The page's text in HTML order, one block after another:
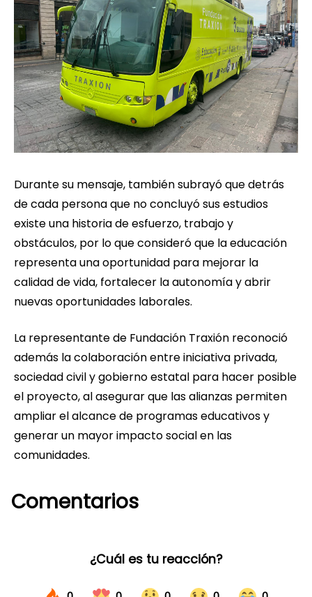
Durante su mensaje, también subrayó que detrás
de cada persona que no concluyó sus estudios
existe una historia de esfuerzo, trabajo y
obstáculos, por lo que consideró que la educación
representa una oportunidad para mejorar la
calidad de vida, fortalecer la autonomía y abrir
nuevas oportunidades laborales.
La representante de Fundación Traxión reconoció
además la colaboración entre iniciativa privada,
sociedad civil y gobierno estatal para hacer posible
el proyecto, al asegurar que las alianzas permiten
ampliar el alcance de programas educativos y
generar un mayor impacto social en las
comunidades.
Comentarios